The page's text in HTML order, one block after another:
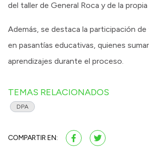
del taller de General Roca y de la
Además, se destaca la participación
en pasantías educativas, quienes
aprendizajes durante el proceso.
TEMAS RELACIONADOS
DPA
COMPARTIR EN: